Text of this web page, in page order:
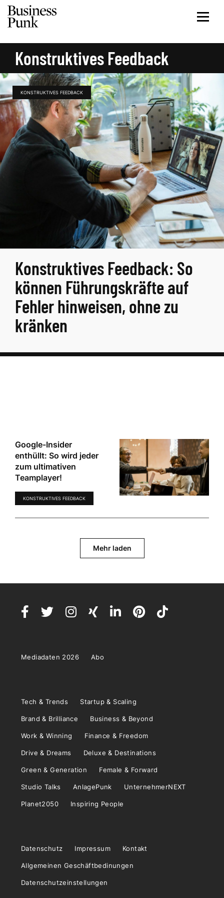
Konstruktives Feedback
KONSTRUKTIVES FEEDBACK
Konstruktives Feedback: So
können Führungskräfte auf
Fehler hinweisen, ohne zu
kränken
Google-Insider
enthüllt: So wird jeder
zum ultimativen
Teamplayer!
KONSTRUKTIVES FEEDBACK
Mehr laden
Mediadaten 2026 Abo
Tech & Trends Startup & Scaling
Brand & Brilliance Business & Beyond
Work & Winning Finance & Freedom
Drive & Dreams Deluxe & Destinations
Green & Generation Female & Forward
Studio Talks AnlagePunk UnternehmerNEXT
Planet2050 Inspiring People
Datenschutz Impressum Kontakt
Allgemeinen Geschäftbedinungen
Datenschutzeinstellungen